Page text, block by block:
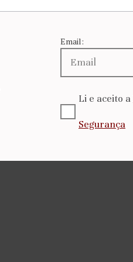
Email:
Li e aceito a
Segurança